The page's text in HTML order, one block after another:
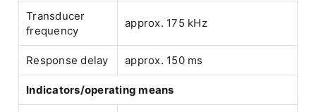
Transducer
frequency
approx. 175 kHz
Response delay approx. 150 ms
Indicators/operating means